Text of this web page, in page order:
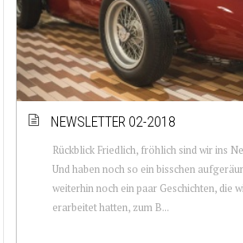
NEWSLETTER 02-2018
Rückblick Friedlich, fröhlich sind wir ins
Und haben noch so ein bisschen
weiterhin noch ein paar Geschichten, die
erarbeitet hatten, zum B...